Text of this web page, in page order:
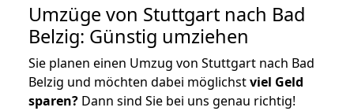
Umzüge von Stuttgart nach Bad
Belzig: Günstig umziehen
Sie planen einen Umzug von Stuttgart nach Bad
Belzig und möchten dabei möglichstviel Geld
sparen? Dann sind Sie bei uns genau richtig!